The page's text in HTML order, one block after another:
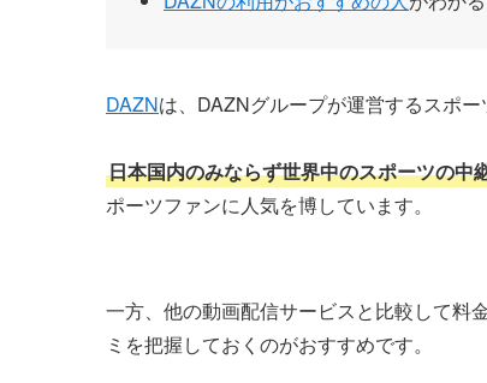
DAZNは、DAZNグループが運営するスポー
日本国内のみならず世界中のスポーツの
ポーツファンに人気を博しています。
一方、他の動画配信サービスと比較して料
ミを把握しておくのがおすすめです。